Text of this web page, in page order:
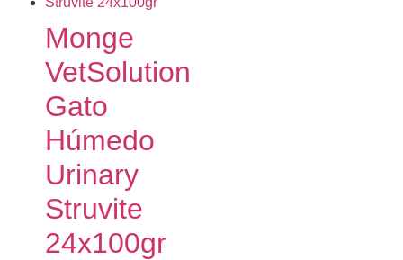
Monge
VetSolution
Gato
Húmedo
Urinary
Struvite
24x100gr